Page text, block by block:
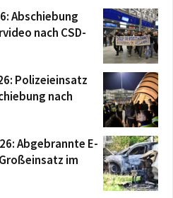
Abschiebung
nach CSD-
Polizeieinsatz
nach
Abgebrannte E-
im